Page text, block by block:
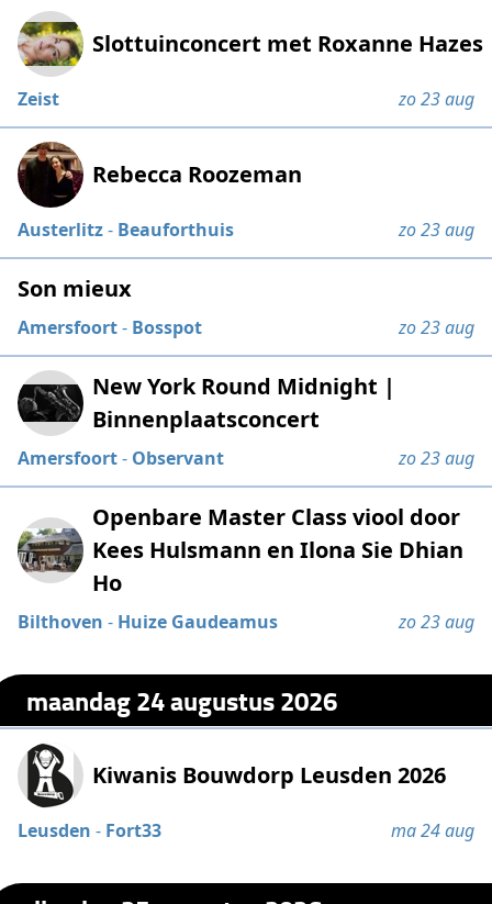
Slottuinconcert met Roxanne Hazes
Zeist zo 23 aug
Rebecca Roozeman
Austerlitz- Beauforthuis zo 23 aug
Son mieux
Amersfoort- Bosspot zo 23 aug
New York Round Midnight |
Binnenplaatsconcert
Amersfoort- Observant zo 23 aug
Openbare Master Class viool door
Kees Hulsmann en Ilona Sie Dhian
Ho
Bilthoven - Huize Gaudeamus zo 23 aug
maandag 24 augustus 2026
Kiwanis Bouwdorp Leusden 2026
Leusden - Fort33 ma 24 aug